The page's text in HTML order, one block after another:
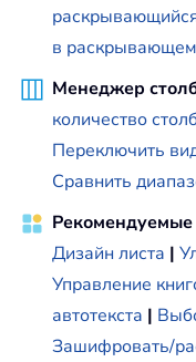
в
Менеджер
количество
Переключить
Сравнить
Дизайн листа |
Управление
автотекста |
Зашифровать/